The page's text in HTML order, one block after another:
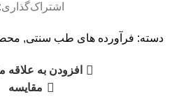
اشتراک‌گذاری:
دسته: فرآورده های طب سنتی,
افزودن به علاقه
مقایسه